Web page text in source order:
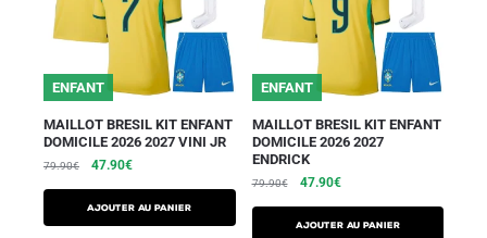
ENFANT
MAILLOT BRESIL KIT ENFANT
DOMICILE 2026 2027 VINI JR
79.90€ 47.90€
AJOUTER AU PANIER
ENFANT
MAILLOT BRESIL KIT ENFANT
DOMICILE 2026 2027
ENDRICK
79.90€ 47.90€
AJOUTER AU PANIER